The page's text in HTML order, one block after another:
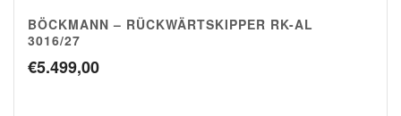
BÖCKMANN – RÜCKWÄRTSKIPPER RK-AL
3016/27
€5.499,00